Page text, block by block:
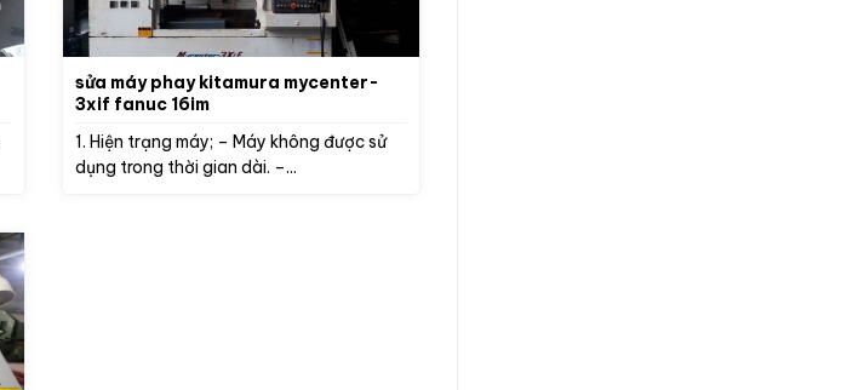
sửa máy phay kitamura mycenter-
3xif fanuc 16im
1. Hiện trạng máy; – Máy không được sử
dụng trong thời gian dài. –...